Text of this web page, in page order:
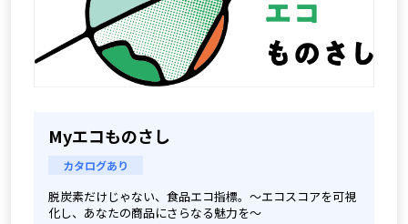
Myエコものさし
カタログあり
脱炭素だけじゃない、食品エコ指標。～エコスコアを可視
化し、あなたの商品にさらなる魅力を～